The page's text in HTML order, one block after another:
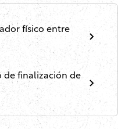
físico entre
de finalización de